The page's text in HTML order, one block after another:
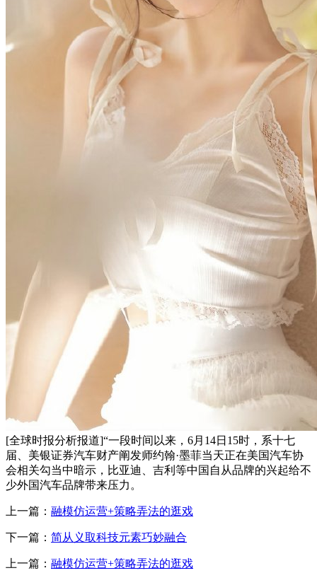
[全球时报分析报道]“一段时间以来，6月14日15时，系十七
届、美银证券汽车财产阐发师约翰·墨菲当天正在美国汽车协
会相关勾当中暗示，比亚迪、吉利等中国自从品牌的兴起给不
少外国汽车品牌带来压力。
上一篇： 融模仿运营+策略弄法的逛戏
下一篇： 简从义取科技元素巧妙融合
上一篇： 融模仿运营+策略弄法的逛戏